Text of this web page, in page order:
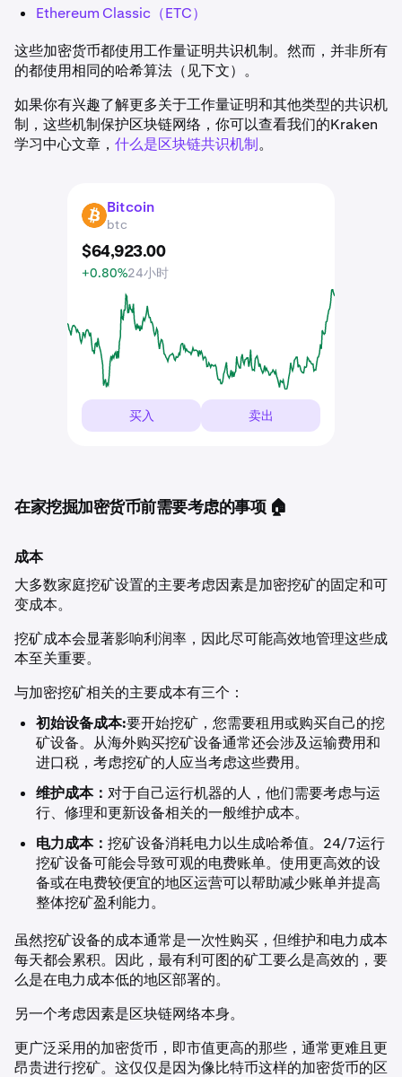
Ethereum Classic（ETC）
这些加密货币都使用工作量证明共识机制。然而，并非所有
的都使用相同的哈希算法（见下文）。
如果你有兴趣了解更多关于工作量证明和其他类型的共识机
制，这些机制保护区块链网络，你可以查看我们的Kraken
学习中心文章， 什么是区块链共识机制。
BTC Bitcoin
btc
$64,923.00
+0.80%24小时
买入 卖出
在家挖掘加密货币前需要考虑的事项 🏠
成本
大多数家庭挖矿设置的主要考虑因素是加密挖矿的固定和可
变成本。
挖矿成本会显著影响利润率，因此尽可能高效地管理这些成
本至关重要。
与加密挖矿相关的主要成本有三个：
初始设备成本:要开始挖矿，您需要租用或购买自己的挖
矿设备。从海外购买挖矿设备通常还会涉及运输费用和
进口税，考虑挖矿的人应当考虑这些费用。
维护成本： 对于自己运行机器的人，他们需要考虑与运
行、修理和更新设备相关的一般维护成本。
电力成本： 挖矿设备消耗电力以生成哈希值。24/7运行
挖矿设备可能会导致可观的电费账单。使用更高效的设
备或在电费较便宜的地区运营可以帮助减少账单并提高
整体挖矿盈利能力。
虽然挖矿设备的成本通常是一次性购买，但维护和电力成本
每天都会累积。因此，最有利可图的矿工要么是高效的，要
么是在电力成本低的地区部署的。
另一个考虑因素是区块链网络本身。
更广泛采用的加密货币，即市值更高的那些，通常更难且更
昂贵进行挖矿。这仅仅是因为像比特币这样的加密货币的区